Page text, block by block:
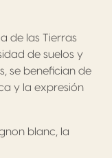
de las Tierras
de suelos y
se benefician de
y la expresión
blanc, la